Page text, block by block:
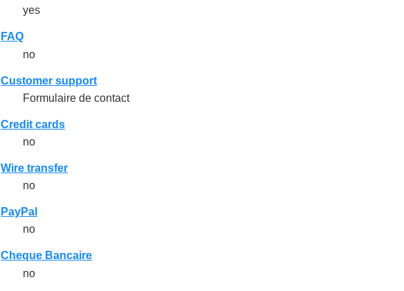
yes
FAQ
no
Customer support
Formulaire de contact
Credit cards
no
Wire transfer
no
PayPal
no
Cheque Bancaire
no